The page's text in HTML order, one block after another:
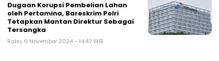
Dugaan Korupsi Pembelian Lahan
oleh Pertamina, Bareskrim Polri
Tetapkan Mantan Direktur Sebagai
Tersangka
Rabu, 6 November 2024 - 14:42 WIB